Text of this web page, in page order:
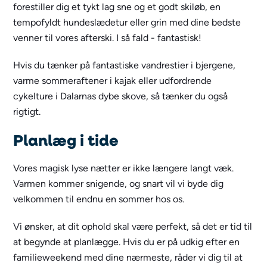
forestiller dig et tykt lag sne og et godt skiløb, en
tempofyldt hundeslædetur eller grin med dine bedste
venner til vores afterski. I så fald - fantastisk!
Hvis du tænker på fantastiske vandrestier i bjergene,
varme sommeraftener i kajak eller udfordrende
cykelture i Dalarnas dybe skove, så tænker du også
rigtigt.
Planlæg i tide
Vores magisk lyse nætter er ikke længere langt væk.
Varmen kommer snigende, og snart vil vi byde dig
velkommen til endnu en sommer hos os.
Vi ønsker, at dit ophold skal være perfekt, så det er tid til
at begynde at planlægge. Hvis du er på udkig efter en
familieweekend med dine nærmeste, råder vi dig til at